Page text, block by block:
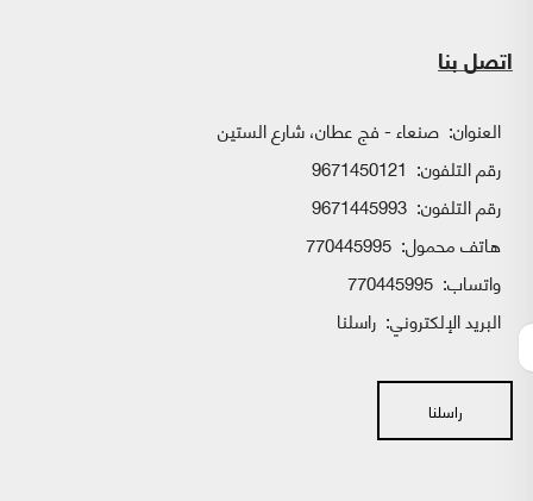
اتصل بنا
العنوان: صنعاء - فج عطان، شارع الستين
رقم التلفون: 9671450121
رقم التلفون: 9671445993
هاتف محمول: 770445995
واتساب:
البريد الإلكتروني: راسلنا
راسلنا